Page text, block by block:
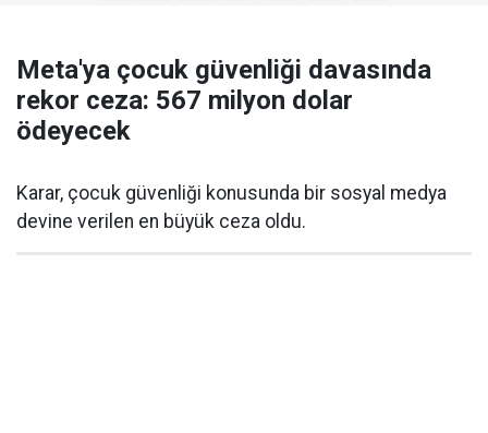
Meta'ya çocuk güvenliği davasında
rekor ceza: 567 milyon dolar
ödeyecek
Karar, çocuk güvenliği konusunda bir sosyal medya
devine verilen en büyük ceza oldu.